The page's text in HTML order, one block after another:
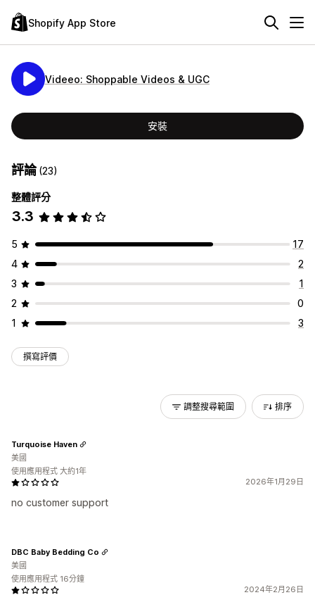
Shopify App Store
Videeo: Shoppable Videos & UGC
安裝
評論(23)
整體評分
3.3
5
17
4
2
3
1
2
0
1
3
撰寫評價
調整搜尋範圍 排序
2026年1月29日
no customer support
Turquoise Haven
美國
使用應用程式 大約1年
2024年2月26日
DBC Baby Bedding Co
美國
使用應用程式 16分鐘